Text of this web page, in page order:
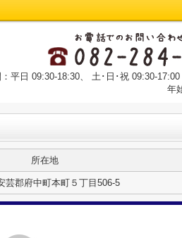
平日 09:30-18:30、 土･日･祝 09:30-
年
所在地
芸郡府中町本町５丁目506-5